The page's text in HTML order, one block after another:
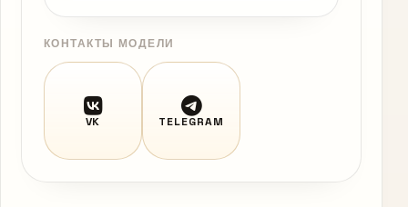
КОНТАКТЫ МОДЕЛИ
VK TELEGRAM